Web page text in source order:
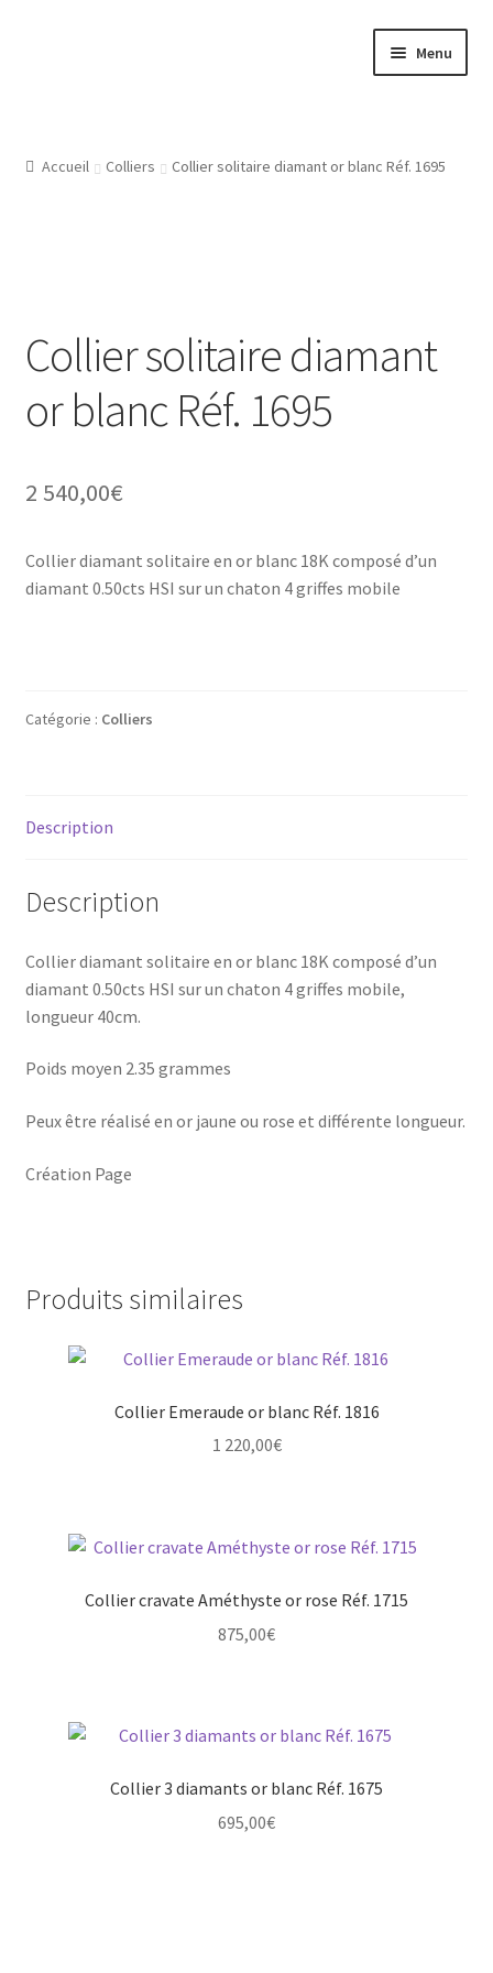
Menu
Atelier
Gravure Bijoux, Bagues, Pendentifs, Bracelets, Les Modeles
De Gravures
Mon compte
New products
Accueil Colliers Collier solitaire diamant or blanc Réf. 1695
Collier solitaire diamant
or blanc Réf. 1695
2 540,00€
Collier diamant solitaire en or blanc 18K composé d’un
diamant 0.50cts HSI sur un chaton 4 griffes mobile
Catégorie : Colliers
Description
Description
Collier diamant solitaire en or blanc 18K composé d’un
diamant 0.50cts HSI sur un chaton 4 griffes mobile,
longueur 40cm.
Poids moyen 2.35 grammes
Peux être réalisé en or jaune ou rose et différente longueur.
Création Page
Produits similaires
Collier Emeraude or blanc Réf. 1816
1 220,00€
Collier cravate Améthyste or rose Réf. 1715
875,00€
Collier 3 diamants or blanc Réf. 1675
695,00€